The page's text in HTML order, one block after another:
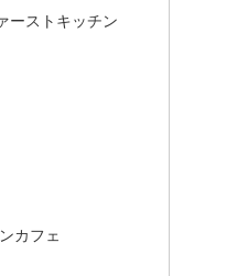
ーストキッチン
カフェ